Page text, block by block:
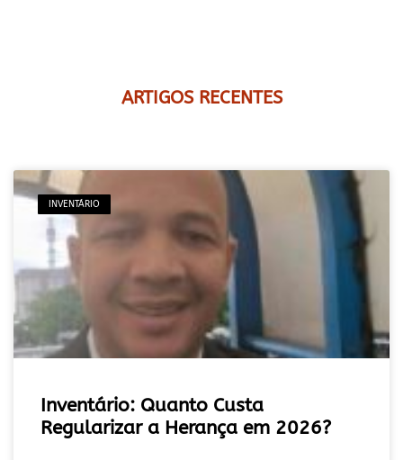
ARTIGOS RECENTES
INVENTÁRIO
Inventário: Quanto Custa
Regularizar a Herança em 2026?